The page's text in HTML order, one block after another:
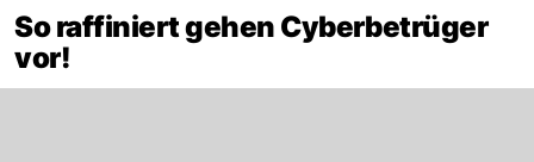
So raffiniert gehen Cyberbetrüger
vor!